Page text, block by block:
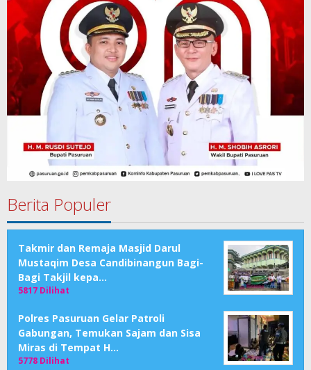
Berita Populer
Takmir dan Remaja Masjid Darul
Mustaqim Desa Candibinangun Bagi-
Bagi Takjil kepa…
5817 Dilihat
Polres Pasuruan Gelar Patroli
Gabungan, Temukan Sajam dan Sisa
Miras di Tempat H…
5778 Dilihat